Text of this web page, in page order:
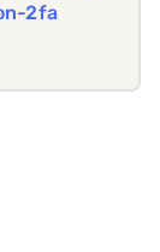
2fa